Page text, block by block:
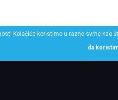
Kolačiće koristimo u razne svrhe
da